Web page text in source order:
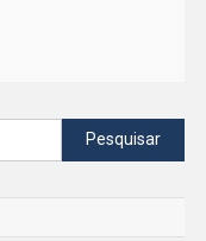
Pesquisar
por: